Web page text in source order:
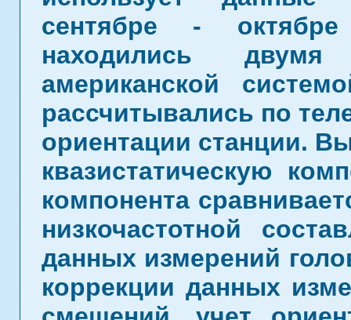
сентябре -
находились двумя
американской
рассчитывались по
ориентации станции.
квазистатическую
компонента
низкочастотной
данных измерений
коррекции данных